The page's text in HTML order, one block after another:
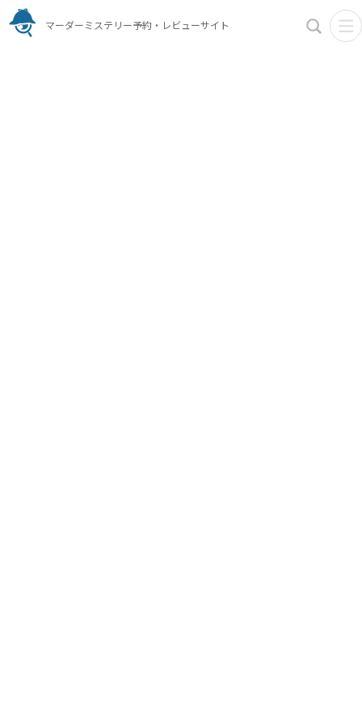
マーダーミステリー予約・レビューサイト